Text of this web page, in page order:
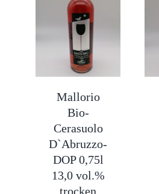
Mallorio
Bio-
Cerasuolo
D`Abruzzo-
DOP 0,75l
13,0 vol.%
trocken